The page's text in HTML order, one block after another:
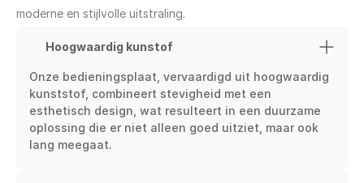
moderne en stijlvolle uitstraling.
Hoogwaardig kunstof
Onze bedieningsplaat, vervaardigd uit hoogwaardig
kunststof, combineert stevigheid met een
esthetisch design, wat resulteert in een duurzame
oplossing die er niet alleen goed uitziet, maar ook
lang meegaat.